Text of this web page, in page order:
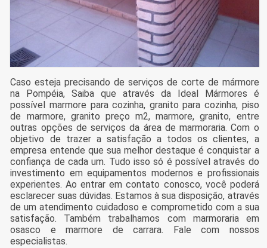
Caso esteja precisando de serviços de corte de mármore
na Pompéia, Saiba que através da Ideal Mármores é
possível marmore para cozinha, granito para cozinha, piso
de marmore, granito preço m2, marmore, granito, entre
outras opções de serviços da área de marmoraria. Com o
objetivo de trazer a satisfação a todos os clientes, a
empresa entende que sua melhor destaque é conquistar a
confiança de cada um. Tudo isso só é possível através do
investimento em equipamentos modernos e profissionais
experientes. Ao entrar em contato conosco, você poderá
esclarecer suas dúvidas. Estamos à sua disposição, através
de um atendimento cuidadoso e comprometido com a sua
satisfação. Também trabalhamos com marmoraria em
osasco e marmore de carrara. Fale com nossos
especialistas.